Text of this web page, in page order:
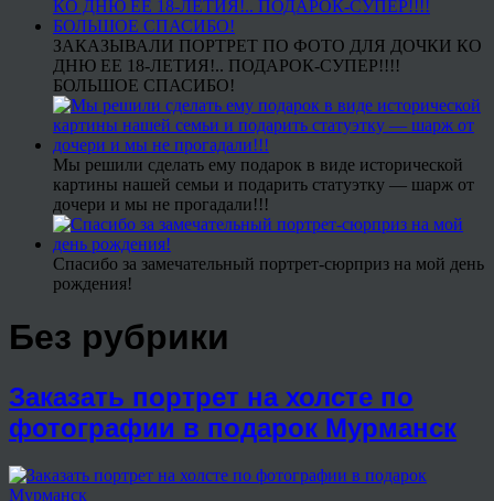
ЗАКАЗЫВАЛИ ПОРТРЕТ ПО ФОТО ДЛЯ ДОЧКИ КО
ДНЮ ЕЕ 18-ЛЕТИЯ!.. ПОДАРОК-СУПЕР!!!!
БОЛЬШОЕ СПАСИБО!
Мы решили сделать ему подарок в виде исторической
картины нашей семьи и подарить статуэтку — шарж от
дочери и мы не прогадали!!!
Спасибо за замечательный портрет-сюрприз на мой день
рождения!
Без рубрики
Заказать портрет на холсте по
фотографии в подарок Мурманск